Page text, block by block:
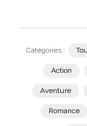
Catégories :
Action
Aventure
Romance